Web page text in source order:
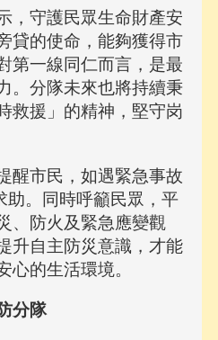
，守護民眾生命財產安
貸的使命，能夠獲得市
第一線同仁而言，是最
。分隊未來也將持續秉
救援」的精神，堅守岗
醒市民，如遇緊急事故
助。同時呼籲民眾，平
、防火及緊急應變觀
升自主防災意識，才能
心的生活環境。
分隊